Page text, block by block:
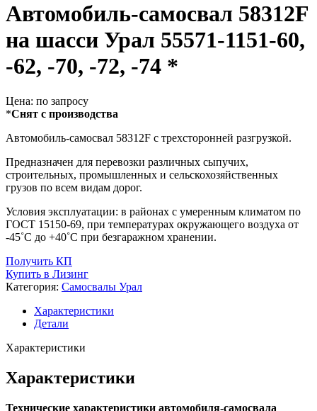
Автомобиль-самосвал 58312F
на шасси Урал 55571-1151-60,
-62, -70, -72, -74 *
Цена: по запросу
*Снят с производства
Автомобиль-самосвал 58312F с трехсторонней разгрузкой.
Предназначен для перевозки различных сыпучих,
строительных, промышленных и сельскохозяйственных
грузов по всем видам дорог.
Условия эксплуатации: в районах с умеренным климатом по
ГОСТ 15150-69, при температурах окружающего воздуха от
-45˚С до +40˚С при безгаражном хранении.
Получить КП
Купить в Лизинг
Категория: Самосвалы Урал
Характеристики
Детали
Характеристики
Характеристики
Технические характеристики автомобиля-самосвала